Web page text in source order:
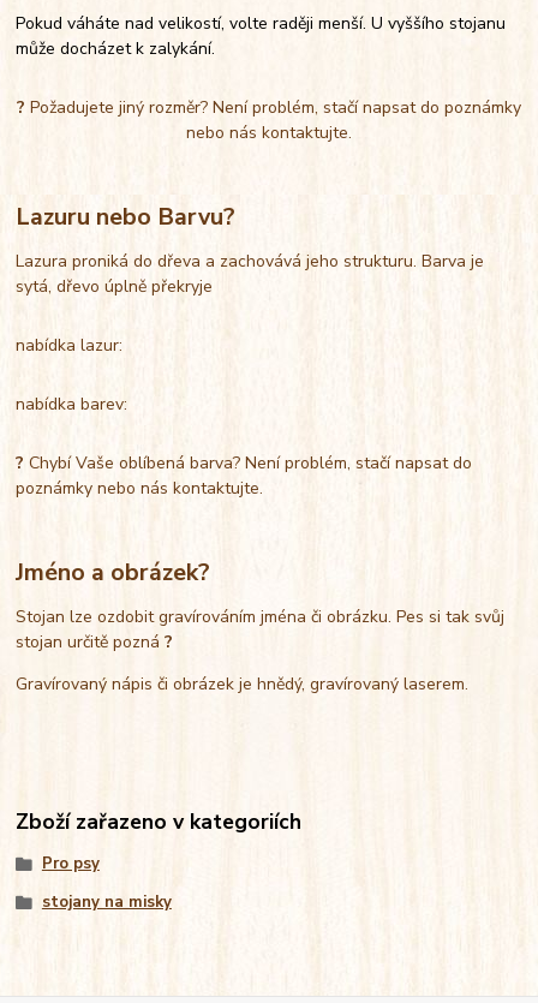
Pokud váháte nad velikostí, volte raději menší. U vyššího stojanu
může docházet k zalykání.
? Požadujete jiný rozměr? Není problém, stačí napsat do poznámky
nebo nás kontaktujte.
Lazuru nebo Barvu?
Lazura proniká do dřeva a zachovává jeho strukturu. Barva je
sytá, dřevo úplně překryje
nabídka lazur:
nabídka barev:
?Chybí Vaše oblíbená barva? Není problém, stačí napsat do
poznámky nebo nás kontaktujte.
Jméno a obrázek?
Stojan lze ozdobit gravírováním jména či obrázku. Pes si tak svůj
stojan určitě pozná?
Gravírovaný nápis či obrázek je hnědý, gravírovaný laserem.
Zboží zařazeno v kategoriích
Pro psy
stojany na misky